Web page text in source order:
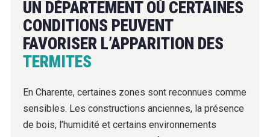
UN DÉPARTEMENT OÙ CERTAINES
CONDITIONS PEUVENT
FAVORISER L’APPARITION DES
TERMITES
En Charente, certaines zones sont reconnues comme
sensibles. Les constructions anciennes, la présence
de bois, l’humidité et certains environnements